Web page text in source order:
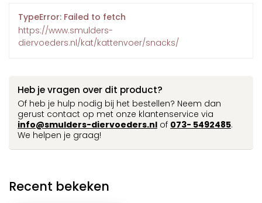
TypeError: Failed to fetch
https://www.smulders-
diervoeders.nl/kat/kattenvoer/snacks/
Heb je vragen over dit product?
Of heb je hulp nodig bij het bestellen? Neem dan
gerust contact op met onze klantenservice via
info@smulders-diervoeders.nl of 073- 5492485.
We helpen je graag!
Recent bekeken